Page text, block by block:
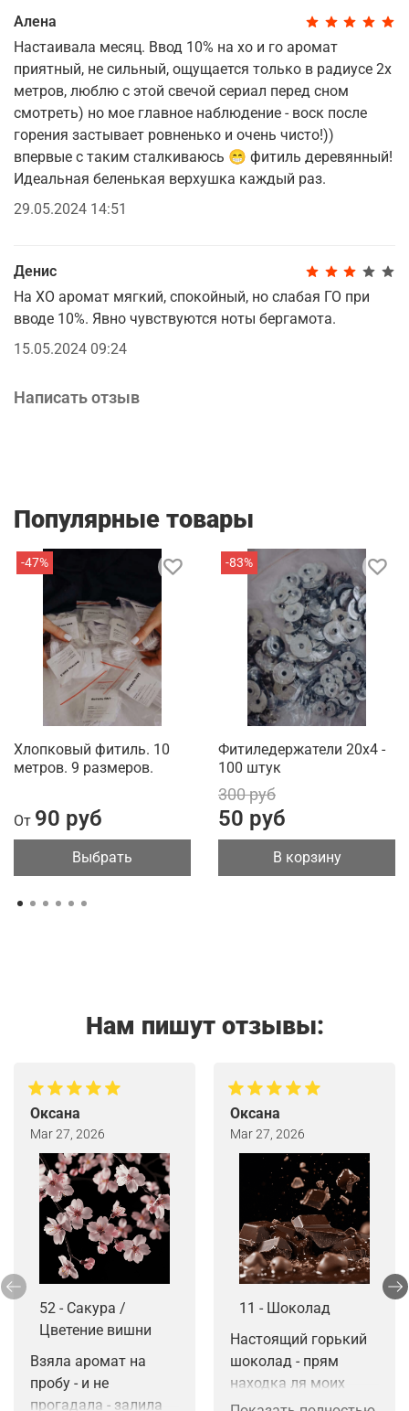
Алена
Настаивала месяц. Ввод 10% на хо и го аромат
приятный, не сильный, ощущается только в радиусе 2х
метров, люблю с этой свечой сериал перед сном
смотреть) но мое главное наблюдение - воск после
горения застывает ровненько и очень чисто!))
впервые с таким сталкиваюсь 😁 фитиль деревянный!
Идеальная беленькая верхушка каждый раз.
29.05.2024 14:51
Денис
На ХО аромат мягкий, спокойный, но слабая ГО при
вводе 10%. Явно чувствуются ноты бергамота.
15.05.2024 09:24
Написать отзыв
Популярные товары
-47%
Хлопковый фитиль. 10
метров. 9 размеров.
От 90 руб
Выбрать
-83%
Фитиледержатели 20х4 -
100 штук
300 руб
50 руб
В корзину
Нам пишут отзывы:
Оксана
Mar 27, 2026
52 - Сакура /
Цветение вишни
Взяла аромат на
пробу - и не
прогадала - залила
Оксана
Mar 27, 2026
11 - Шоколад
Настоящий горький
шоколад - прям
находка ля моих
мелт. Звучный по